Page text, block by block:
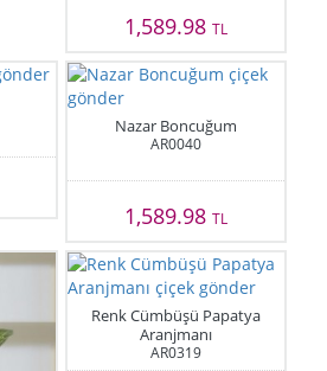
1,589.98 TL
Nazar Boncuğum
AR0040
1,589.98 TL
Renk Cümbüşü Papatya
Aranjmanı
AR0319